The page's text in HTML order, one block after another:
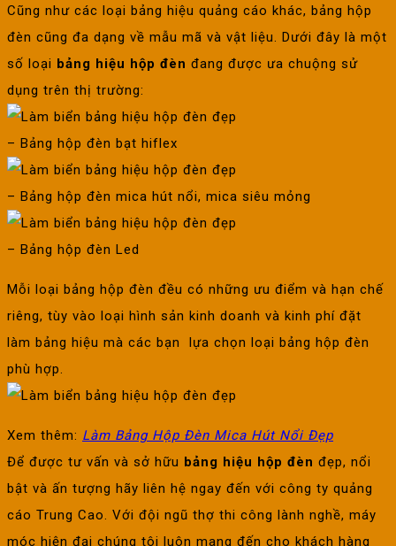
Cũng như các loại bảng hiệu quảng cáo khác, bảng hộp
đèn cũng đa dạng về mẫu mã và vật liệu. Dưới đây là một
số loại bảng hiệu hộp đèn đang được ưa chuộng sử
dụng trên thị trường:
– Bảng hộp đèn bạt hiflex
– Bảng hộp đèn mica hút nổi, mica siêu mỏng
– Bảng hộp đèn Led
Mỗi loại bảng hộp đèn đều có những ưu điểm và hạn chế
riêng, tùy vào loại hình sản kinh doanh và kinh phí đặt
làm bảng hiệu mà các bạn lựa chọn loại bảng hộp đèn
phù hợp.
Xem thêm: Làm Bảng Hộp Đèn Mica Hút Nổi Đẹp
Để được tư vấn và sở hữu bảng hiệu hộp đèn đẹp, nổi
bật và ấn tượng hãy liên hệ ngay đến với công ty quảng
cáo Trung Cao. Với đội ngũ thợ thi công lành nghề, máy
móc hiện đại chúng tôi luôn mang đến cho khách hàng